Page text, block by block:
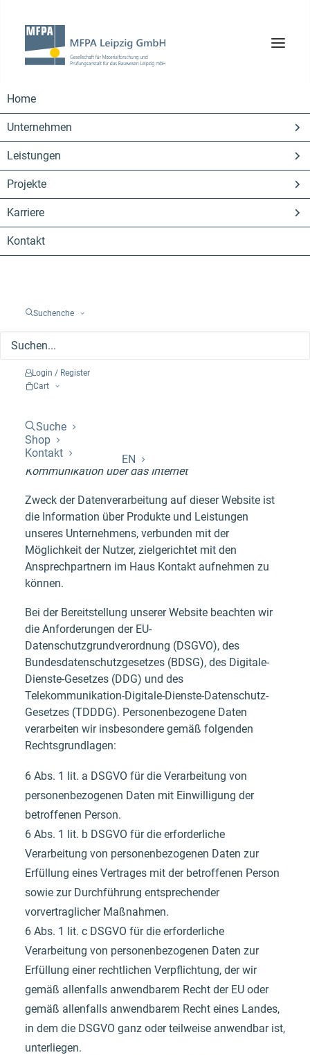
Home
Unternehmen
Leistungen
Projekte
Karriere
Kontakt
Suchenche
Login / Register
Cart
Suche
Shop
Kontakt
EN
Datenschutzinformationen
für Besucher der Webseite
Wir, die MFPA Leipzig GmbH, Hans-Weigel-Straße 2B,
04319 Leipzig, Telefon: +49 (0) 34202 30986-70, E-
Mail:
moers.degerne zur Verfügung. Weitere Kontaktdaten
Zweck, Rechtsgrundlage, Kategorien von
Empfängern, Speicherdauer der
Zweck: Darstellung des Unternehmens und
Erbringung von Dienstleistungen sowie
Kommunikation über das Internet
Zweck der Datenverarbeitung auf dieser Website ist
die Information über Produkte und Leistungen
unseres Unternehmens, verbunden mit der
Möglichkeit der Nutzer, zielgerichtet mit den
Ansprechpartnern im Haus Kontakt aufnehmen zu
können.
Bei der Bereitstellung unserer Website beachten wir
die Anforderungen der EU-
Datenschutzgrundverordnung (DSGVO), des
Bundesdatenschutzgesetzes (BDSG), des Digitale-
Dienste-Gesetzes (DDG) und des
Telekommunikation-Digitale-Dienste-Datenschutz-
Gesetzes (TDDDG). Personenbezogene Daten
verarbeiten wir insbesondere gemäß folgenden
Rechtsgrundlagen:
6 Abs. 1 lit. a DSGVO für die Verarbeitung von
personenbezogenen Daten mit Einwilligung der
betroffenen Person.
6 Abs. 1 lit. b DSGVO für die erforderliche
Verarbeitung von personenbezogenen Daten zur
Erfüllung eines Vertrages mit der betroffenen Person
sowie zur Durchführung entsprechender
vorvertraglicher Maßnahmen.
6 Abs. 1 lit. c DSGVO für die erforderliche
Verarbeitung von personenbezogenen Daten zur
Erfüllung einer rechtlichen Verpflichtung, der wir
gemäß allenfalls anwendbarem Recht der EU oder
gemäß allenfalls anwendbarem Recht eines Landes,
in dem die DSGVO ganz oder teilweise anwendbar ist,
unterliegen.